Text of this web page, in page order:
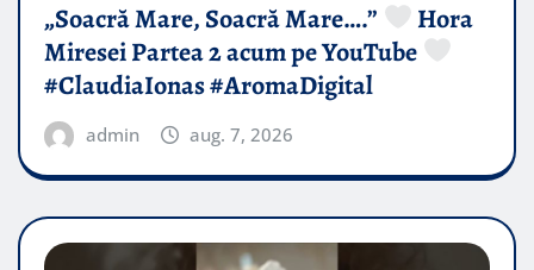
„Soacră Mare, Soacră Mare….”
Hora
Miresei Partea 2 acum pe YouTube
#ClaudiaIonas #AromaDigital
admin aug. 7, 2026